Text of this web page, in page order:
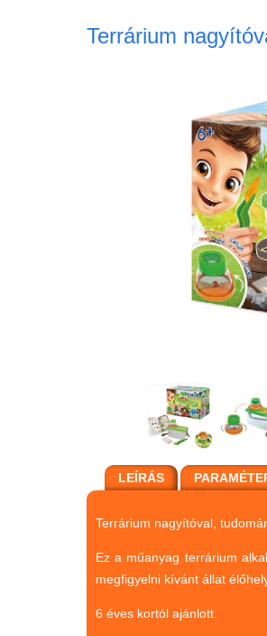
Terrárium
LEÍRÁS
Terrárium nagyítóval,
Ez a műanyag terrárium
megfigyelni kívánt állat
6 éves kortól ajánlott.